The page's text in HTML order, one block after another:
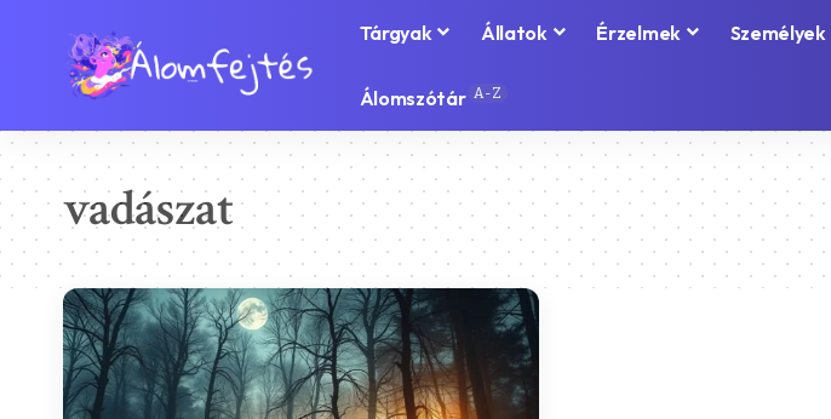
Tárgyak Állatok Érzelmek Személyek
Álomszótár A-Z
vadászat